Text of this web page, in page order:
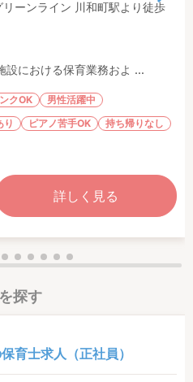
ーンライン 川和町駅より徒歩
設における保育業務およ ...
クOK
男性活躍中
り ピアノ苦手OK 持ち帰りなし
詳しく見る
探す
育士求人（正社員）